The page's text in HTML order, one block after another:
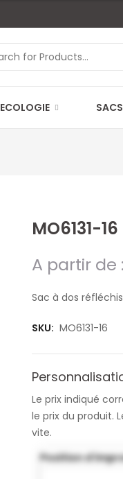
ECOLOGIE SACS
MO6131-16
A partir de :
Sac à dos
SKU: MO6131-16
Le prix indiqué
le prix du produit.
vite.
Position